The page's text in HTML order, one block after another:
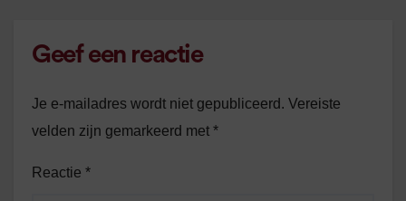
Geef een reactie
Je e-mailadres wordt niet gepubliceerd. Vereiste
velden zijn gemarkeerd met *
Reactie *